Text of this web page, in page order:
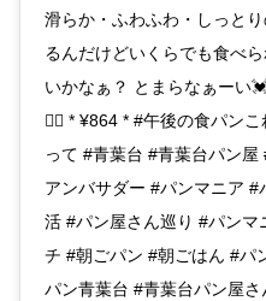
滑らか・ふわふわ・しっと
るんだけどいくらでも食べ
いかなぁ？ とまらなぁーい
💁‍♀️ * ¥864 * #午後の食パン
って #青葉台 #青葉台パン
アンバサダー #パンマニア
活 #パン屋さん巡り #パン
チ #朝ごパン #朝ごはん #パ
パン青葉台 #青葉台パン屋